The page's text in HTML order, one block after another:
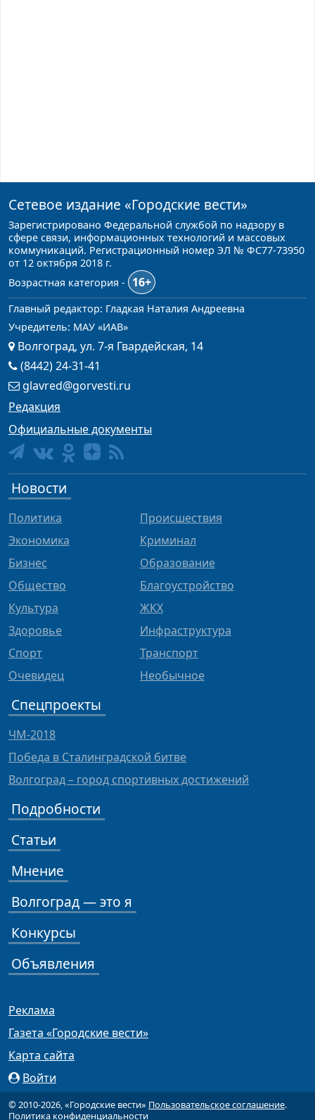
Сетевое издание «Городские вести»
Зарегистрировано Федеральной службой по надзору в
сфере связи, информационных технологий и массовых
коммуникаций. Регистрационный номер ЭЛ № ФС77-73950
от 12 октября 2018 г.
Возрастная категория -
16+
Главный редактор: Гладкая Наталия Андреевна
Учредитель: МАУ «ИАВ»
Волгоград, ул. 7-я Гвардейская, 14
(8442) 24-31-41
glavred@gorvesti.ru
Редакция
Официальные документы
Новости
Политика
Экономика
Бизнес
Общество
Культура
Здоровье
Спорт
Очевидец
Происшествия
Криминал
Образование
Благоустройство
ЖКХ
Инфраструктура
Транспорт
Необычное
Спецпроекты
ЧМ-2018
Победа в Сталинградской битве
Волгоград – город спортивных достижений
Подробности
Статьи
Мнение
Волгоград — это я
Конкурсы
Объявления
Реклама
Газета «Городские вести»
Карта сайта
Войти
© 2010-2026, «Городские вести» Пользовательское соглашение.
Политика конфиденциальности